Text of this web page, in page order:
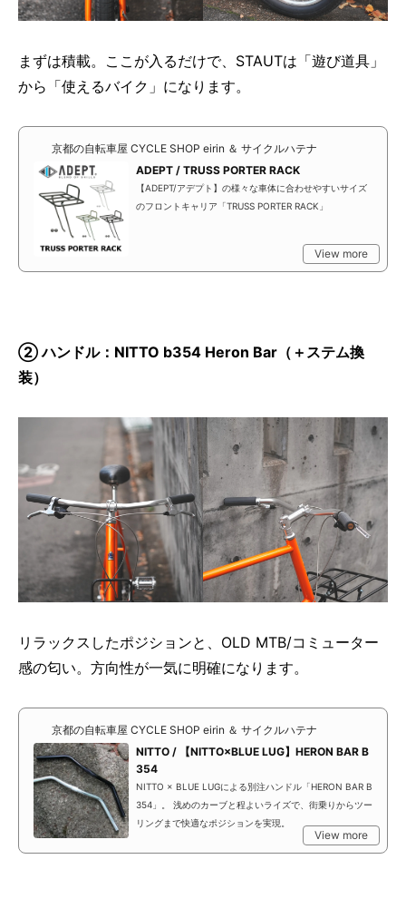
まずは積載。ここが入るだけで、STAUTは「遊び道具」
から「使えるバイク」になります。
京都の自転車屋 CYCLE SHOP eirin ＆ サイクルハテナ
ADEPT / TRUSS PORTER RACK
【ADEPT/アデプト】の様々な車体に合わせやすいサイズ
のフロントキャリア「TRUSS PORTER RACK」
View more
② ハンドル：NITTO b354 Heron Bar（＋ステム換
装）
リラックスしたポジションと、OLD MTB/コミューター
感の匂い。方向性が一気に明確になります。
京都の自転車屋 CYCLE SHOP eirin ＆ サイクルハテナ
NITTO / 【NITTO×BLUE LUG】HERON BAR B
354
NITTO × BLUE LUGによる別注ハンドル「HERON BAR B
354」。 浅めのカーブと程よいライズで、街乗りからツー
リングまで快適なポジションを実現。
View more